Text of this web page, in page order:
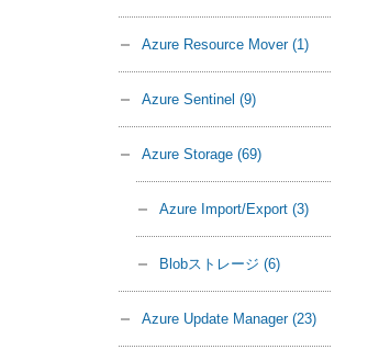
Azure Resource Mover (1)
Azure Sentinel (9)
Azure Storage (69)
Azure Import/Export (3)
Blobストレージ (6)
Azure Update Manager (23)